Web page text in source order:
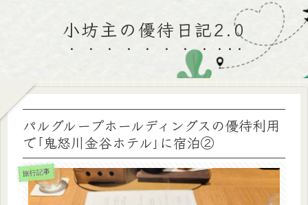
小坊主の優待日記2.0
パルグループホールディングスの優待利用
で｢鬼怒川金谷ホテル｣に宿泊②
旅行記事